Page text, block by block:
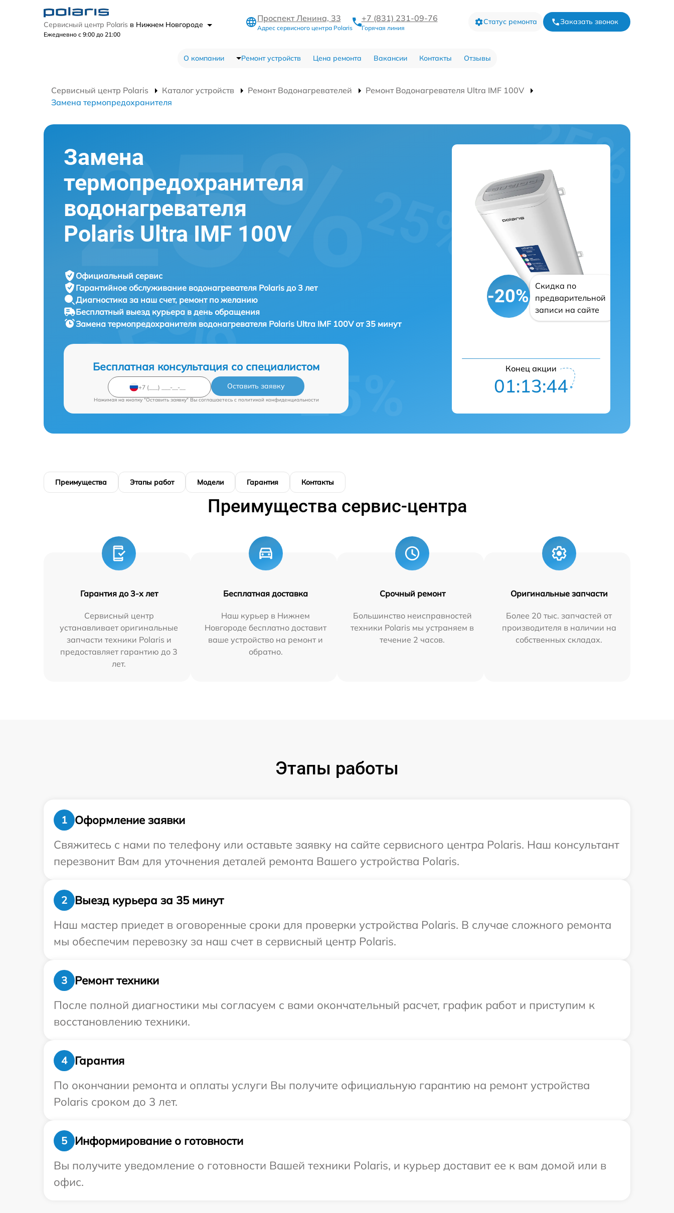
Сервисный центр Polaris в Нижнем Новгороде
Ежедневно с 9:00 до 21:00
Проспект Ленина, 33
Адрес сервисного центра Polaris
+7 (831) 231-09-76
Горячая линия
Статус ремонта Заказать звонок
О компании Ремонт устройств Цена ремонта Вакансии Контакты Отзывы
Сервисный центр Polaris Каталог устройств Ремонт Водонагревателей
Ремонт Водонагревателя Ultra IMF 100V
Замена термопредохранителя
Замена
термопредохранителя
водонагревателя
Polaris Ultra IMF 100V
Официальный сервис
Гарантийное обслуживание водонагревателя Polaris до 3 лет
Диагностика за наш счет, ремонт по желанию
Бесплатный выезд курьера в день обращения
Замена термопредохранителя водонагревателя Polaris Ultra IMF 100V от 35 минут
Бесплатная консультация со специалистом
Оставить заявку
Нажимая на кнопку "Оставить заявку" Вы соглашаетесь c политикой конфиденциальности
-20%
Скидка по
предварительной
записи на сайте
Конец акции
01:13:43
Преимущества Этапы работ Модели Гарантия Контакты
Преимущества сервис-центра
Гарантия до 3-х лет
Сервисный центр
устанавливает оригинальные
запчасти техники Polaris и
предоставляет гарантию до 3
лет.
Бесплатная доставка
Наш курьер в Нижнем
Новгороде бесплатно доставит
ваше устройство на ремонт и
обратно.
Срочный ремонт
Большинство неисправностей
техники Polaris мы устраняем в
течение 2 часов.
Оригинальные запчасти
Более 20 тыс. запчастей от
производителя в наличии на
собственных складах.
Этапы работы
1
Оформление заявки
Свяжитесь с нами по телефону или оставьте заявку на сайте сервисного центра Polaris. Наш консультант
перезвонит Вам для уточнения деталей ремонта Вашего устройства Polaris.
2
Выезд курьера за 35 минут
Наш мастер приедет в оговоренные сроки для проверки устройства Polaris. В случае сложного ремонта
мы обеспечим перевозку за наш счет в сервисный центр Polaris.
3
Ремонт техники
После полной диагностики мы согласуем с вами окончательный расчет, график работ и приступим к
восстановлению техники.
4
Гарантия
По окончании ремонта и оплаты услуги Вы получите официальную гарантию на ремонт устройства
Polaris сроком до 3 лет.
5
Информирование о готовности
Вы получите уведомление о готовности Вашей техники Polaris, и курьер доставит ее к вам домой или в
офис.